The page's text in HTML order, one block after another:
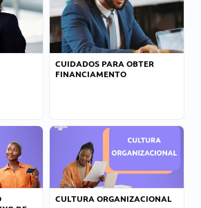
CUIDADOS PARA OBTER
FINANCIAMENTO
CULTURA ORGANIZACIONAL